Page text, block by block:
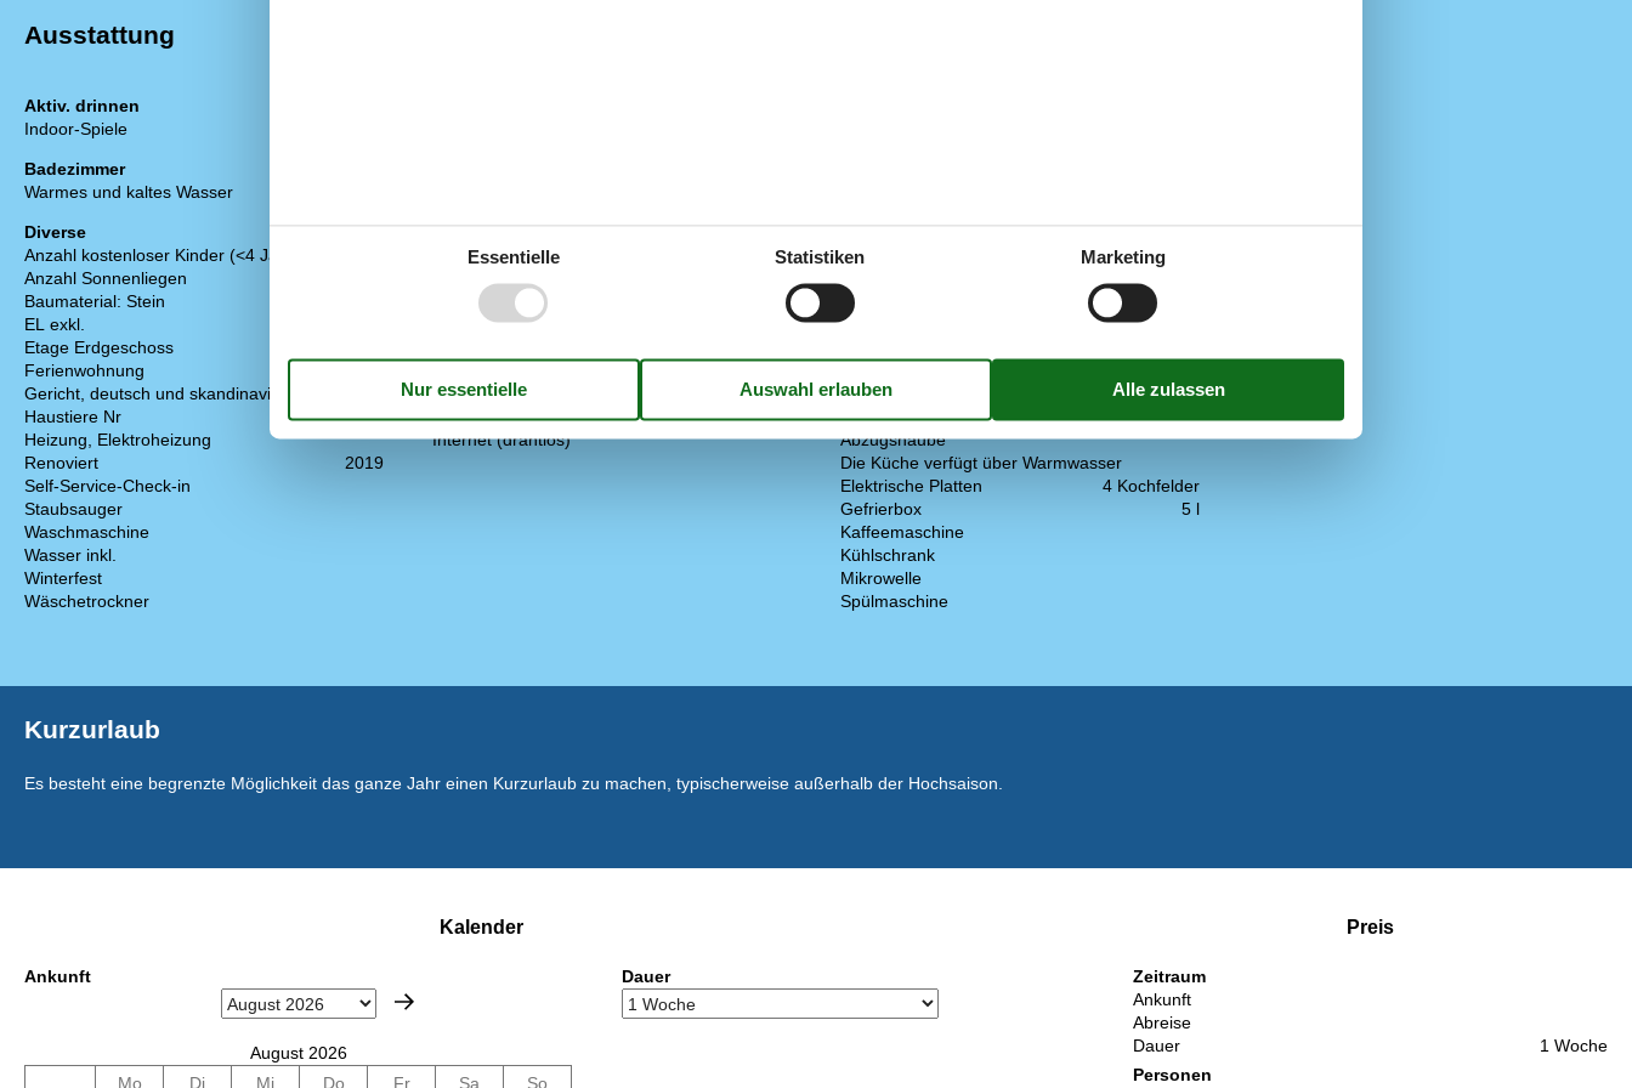
Ausstattung
Aktiv. drinnen
Indoor-Spiele
Badezimmer
Warmes und kaltes Wasser
Diverse
Anzahl kostenloser Kinder (<4 Jahre)
Anzahl Sonnenliegen
Baumaterial: Stein
EL exkl.
Etage Erdgeschoss
Ferienwohnung
Gericht, deutsch und skandinavisch
Haustiere Nr
Heizung, Elektroheizung
Renoviert
2019
Self-Service-Check-in
Staubsauger
Waschmaschine
Wasser inkl.
Winterfest
Wäschetrockner
Kostenloser Parkplatz auf dem Gelände
Drinnen
Fußbodenheizung im Badezimmer
1 Fernseher
DK-DR1
Internet (drahtlos)
Golfplatz
8 km
Spielplatz
100 m
Konzepte
Nahe am Meer
Küche
Abzugshaube
Die Küche verfügt über Warmwasser
Elektrische Platten
4 Kochfelder
Gefrierbox
5 l
Kaffeemaschine
Kühlschrank
Mikrowelle
Spülmaschine
Kurzurlaub
Es besteht eine begrenzte Möglichkeit das ganze Jahr einen Kurzurlaub zu machen, typischerweise außerhalb der Hochsaison.
Kalender
Ankunft
August 2026
Mo
Di Mi Do Fr Sa
So
Dauer
Preis
Zeitraum
Ankunft
Abreise
Dauer
1 Woche
Personen
Essentielle Statistiken Marketing